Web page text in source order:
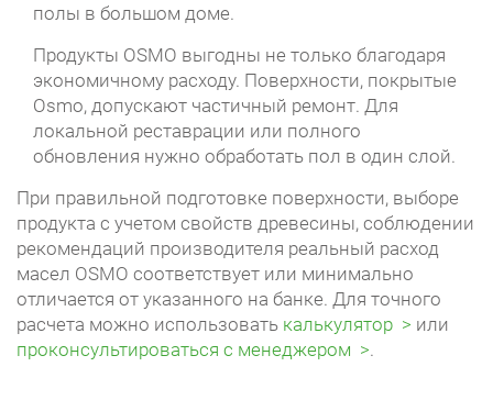
полы в большом доме.
Продукты OSMO выгодны не только благодаря
экономичному расходу. Поверхности, покрытые
Osmo, допускают частичный ремонт. Для
локальной реставрации или полного
обновления нужно обработать пол в один слой.
При правильной подготовке поверхности, выборе
продукта с учетом свойств древесины, соблюдении
рекомендаций производителя реальный расход
масел OSMO соответствует или минимально
отличается от указанного на банке. Для точного
расчета можно использовать калькулятор
или
проконсультироваться с менеджером
.